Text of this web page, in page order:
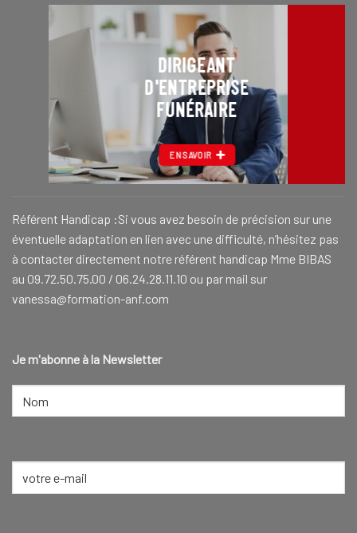
DIRIGEANT
D'ENTREPRISE
FUNÉRAIRE
EN SAVOIR
Référent Handicap :Si vous avez besoin de précision sur une
éventuelle adaptation en lien avec une difficulté, n’hésitez pas
à contacter directement notre référent handicap Mme BIBAS
au 09.72.50.75.00 / 06.24.28.11.10 ou par mail sur
vanessa@formation-anf.com
Je m'abonne à la Newsletter
NOM